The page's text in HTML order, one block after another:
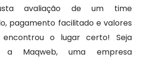
avaliação de um time
pagamento facilitado e valores
encontrou o lugar certo! Seja
a Maqweb, uma empresa